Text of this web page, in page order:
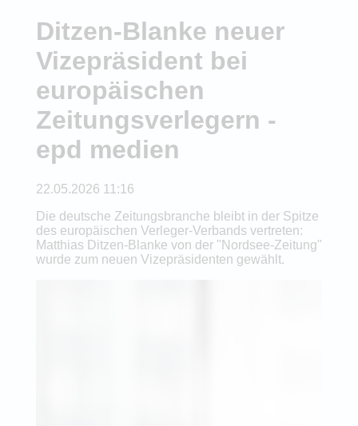
Ditzen-Blanke neuer
Vizepräsident bei
europäischen
Zeitungsverlegern -
epd medien
22.05.2026 11:16
Die deutsche Zeitungsbranche bleibt in der Spitze
des europäischen Verleger-Verbands vertreten:
Matthias Ditzen-Blanke von der "Nordsee-Zeitung"
wurde zum neuen Vizepräsidenten gewählt.